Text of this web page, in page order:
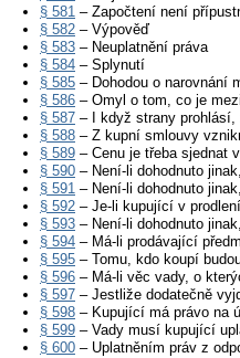
§ 581 – Započtení není
§ 582 – Výpověď
§ 583 – Neuplatnění práva
§ 584 – Splynutí
§ 585 – Dohodou o narovnání
§ 586 – Omyl o tom, co je
§ 587 – I když strany prohlásí,
§ 588 – Z kupní smlouvy
§ 589 – Cenu je třeba sjednat
§ 590 – Není-li dohodnuto
§ 591 – Není-li dohodnuto
§ 592 – Je-li kupující v
§ 593 – Není-li dohodnuto
§ 594 – Má-li prodávající
§ 595 – Tomu, kdo koupí
§ 596 – Má-li věc vady, o
§ 597 – Jestliže dodatečně
§ 598 – Kupující má právo na
§ 599 – Vady musí kupující
§ 600 – Uplatněním práv z